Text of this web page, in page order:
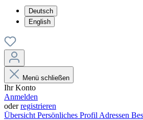
Deutsch
English
Menü schließen
Ihr Konto
Anmelden
oderregistrieren
Übersicht Persönliches Profil Adressen